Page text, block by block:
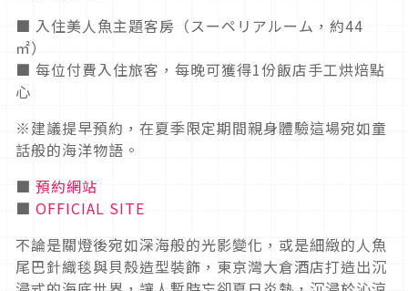
■ 入住美人魚主題客房（スーペリアルーム，約44
㎡）
■ 每位付費入住旅客，每晚可獲得1份飯店手工烘焙點
心
※建議提早預約，在夏季限定期間親身體驗這場宛如童
話般的海洋物語。
■ 預約網站
■ OFFICIAL SITE
不論是關燈後宛如深海般的光影變化，或是細緻的人魚
尾巴針織毯與貝殼造型裝飾，東京灣大倉酒店打造出沉